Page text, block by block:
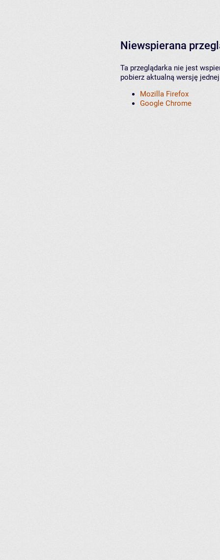
Niewspierana
Ta przeglądarka nie jest
pobierz aktualną wersję
Mozilla Firefox
Google Chrome